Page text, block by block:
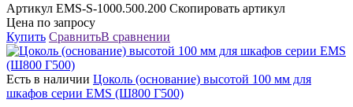
Артикул EMS-S-1000.500.200 Скопировать артикул
Цена по запросу
Купить СравнитьВ сравнении
Есть в наличии Цоколь (основание) высотой 100 мм для
шкафов серии EMS (Ш800 Г500)